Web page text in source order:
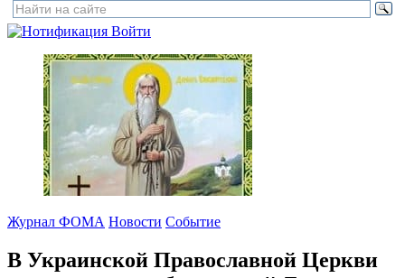
Войти
Журнал ФОМА Новости Событие
В Украинской Православной Церкви